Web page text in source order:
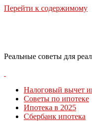
Перейти к содержимому
Реальные советы для
Налоговый вычет
Советы по ипотеке
Ипотека в 2025
Сбербанк ипотека